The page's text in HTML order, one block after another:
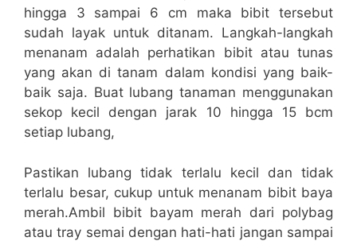
hingga 3 sampai 6 cm maka bibit tersebut
sudah layak untuk ditanam. Langkah-langkah
menanam adalah perhatikan bibit atau tunas
yang akan di tanam dalam kondisi yang baik-
baik saja. Buat lubang tanaman menggunakan
sekop kecil dengan jarak 10 hingga 15 bcm
setiap lubang,
Pastikan lubang tidak terlalu kecil dan tidak
terlalu besar, cukup untuk menanam bibit baya
merah.Ambil bibit bayam merah dari polybag
atau tray semai dengan hati-hati jangan sampai